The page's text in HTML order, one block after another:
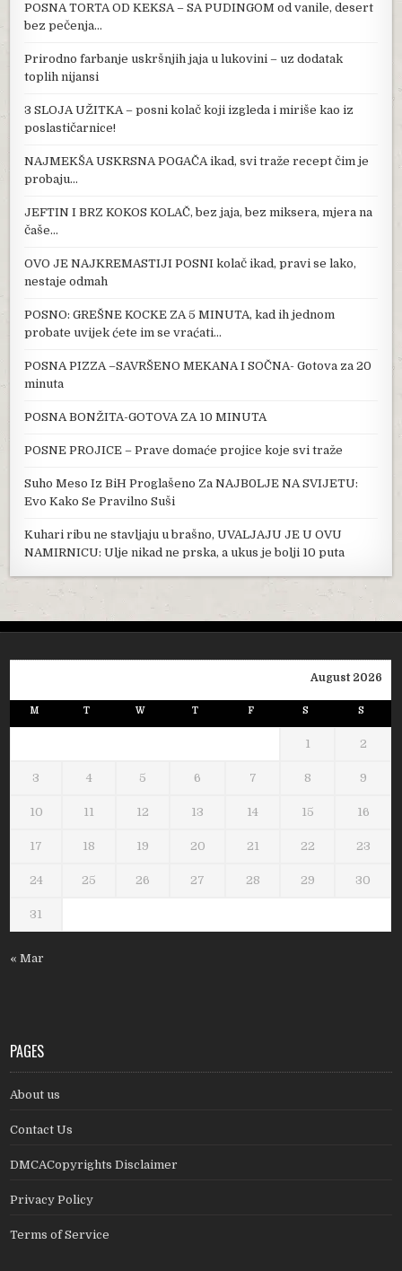
POSNA TORTA OD KEKSA – SA PUDINGOM od vanile, desert
bez pečenja…
Prirodno farbanje uskršnjih jaja u lukovini – uz dodatak
toplih nijansi
3 SLOJA UŽITKA – posni kolač koji izgleda i miriše kao iz
poslastičarnice!
NAJMEKŠA USKRSNA POGAČA ikad, svi traže recept čim je
probaju…
JEFTIN I BRZ KOKOS KOLAČ, bez jaja, bez miksera, mjera na
čaše…
OVO JE NAJKREMASTIJI POSNI kolač ikad, pravi se lako,
nestaje odmah
POSNO: GREŠNE KOCKE ZA 5 MINUTA, kad ih jednom
probate uvijek ćete im se vraćati…
POSNA PIZZA –SAVRŠENO MEKANA I SOČNA- Gotova za 20
minuta
POSNA BONŽITA-GOTOVA ZA 10 MINUTA
POSNE PROJICE – Prave domaće projice koje svi traže
Suho Meso Iz BiH Proglašeno Za NAJB0LJE NA SVIJETU:
Evo Kako Se Pravilno Suši
Kuhari ribu ne stavljaju u brašno, UVALJAJU JE U OVU
NAMIRNICU: Ulje nikad ne prska, a ukus je bolji 10 puta
August 2026
M T W T F S S
1 2
3 4 5 6 7 8 9
10 11 12 13 14 15 16
17 18 19 20 21 22 23
24 25 26 27 28 29 30
31
« Mar
PAGES
About us
Contact Us
DMCACopyrights Disclaimer
Privacy Policy
Terms of Service